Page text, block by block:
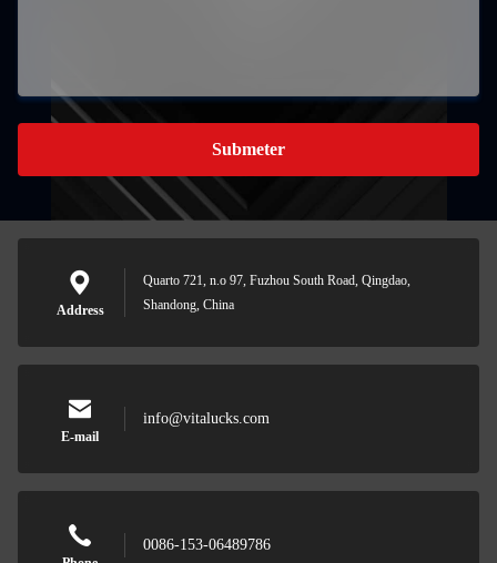
Submeter
Address
Quarto 721, n.o 97, Fuzhou South Road, Qingdao,
Shandong, China
E-mail
info@vitalucks.com
0086-153-06489786